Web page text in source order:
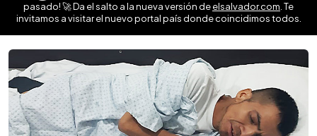
pasado! 🚀 Da el salto a la nueva versión deelsalvador.com . Te
invitamos a visitar el nuevo portal país donde coincidimos todos.